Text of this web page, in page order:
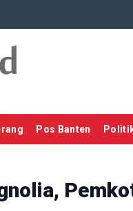
Pos Banten